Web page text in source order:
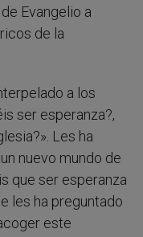
Evangelio a
de la
a los
ser esperanza?,
Les ha
nuevo mundo de
que ser esperanza
les ha preguntado
este